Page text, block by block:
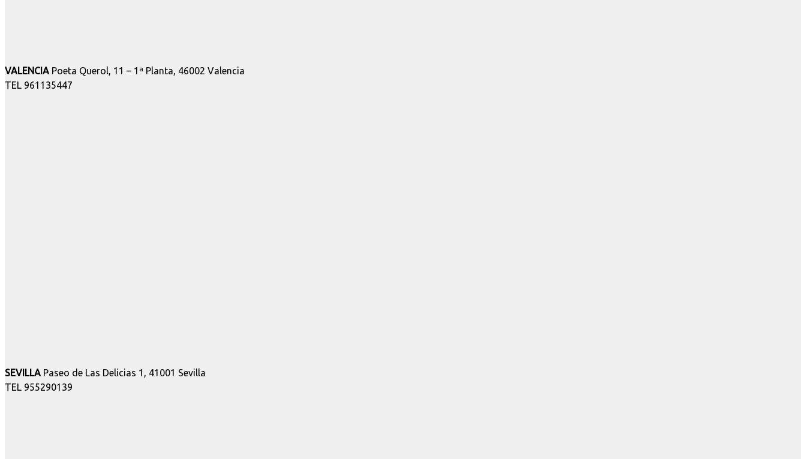
VALENCIA Poeta Querol, 11 – 1ª Planta, 46002 Valencia
TEL 961135447
SEVILLA Paseo de Las Delicias 1, 41001 Sevilla
TEL 955290139